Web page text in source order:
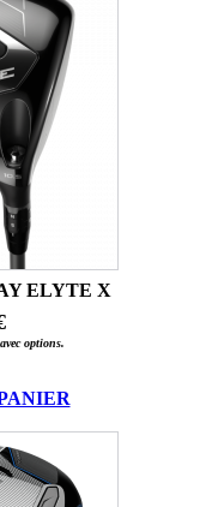
ELYTE X
options.